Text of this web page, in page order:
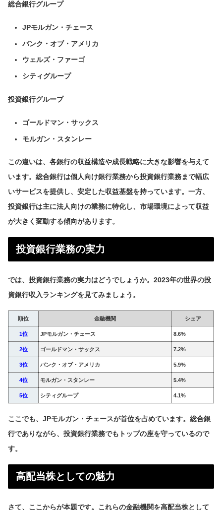
総合銀行グループ
JPモルガン・チェース
バンク・オブ・アメリカ
ウェルズ・ファーゴ
シティグループ
投資銀行グループ
ゴールドマン・サックス
モルガン・スタンレー
この違いは、各銀行の収益構造や成長戦略に大きな影響を与えて
います。総合銀行は個人向け銀行業務から投資銀行業務まで幅広
いサービスを提供し、安定した収益基盤を持っています。一方、
投資銀行は主に法人向けの業務に特化し、市場環境によって収益
が大きく変動する傾向があります。
投資銀行業務の実力
では、投資銀行業務の実力はどうでしょうか。2023年の世界の投
資銀行収入ランキングを見てみましょう。
順位 金融機関 シェア
1位 JPモルガン・チェース 8.6%
2位 ゴールドマン・サックス 7.2%
3位 バンク・オブ・アメリカ 5.9%
4位 モルガン・スタンレー 5.4%
5位 シティグループ 4.1%
ここでも、JPモルガン・チェースが首位を占めています。総合銀
行でありながら、投資銀行業務でもトップの座を守っているので
す。
高配当株としての魅力
さて、ここからが本題です。これらの金融機関を高配当株として